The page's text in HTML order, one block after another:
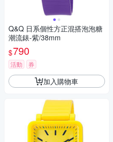
Q&Q 日系個性方正混搭泡泡糖
潮流錶-紫/38mm
$790
活動 券
加入購物車